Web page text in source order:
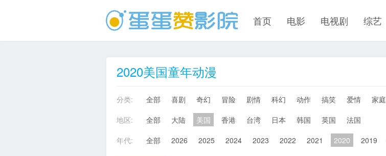
首页 电影 电视剧 综艺
2020美国童年动漫
分类: 全部 喜剧 奇幻 冒险 剧情 科幻 动作 搞笑 爱情 家庭
地区:
全部 大陆 美国 香港 台湾 日本 韩国 英国
法国
年代:
全部 2026 2025 2024 2023 2022 2021 2020 2019